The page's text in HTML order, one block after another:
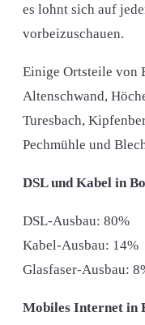
es lohnt sich auf
vorbeizuschauen.
Einige Ortsteile von
Altenschwand,
Turesbach,
Pechmühle und
DSL und Kabel in
DSL-Ausbau: 80%
Kabel-Ausbau: 14%
Glasfaser-Ausbau:
Mobiles Internet in